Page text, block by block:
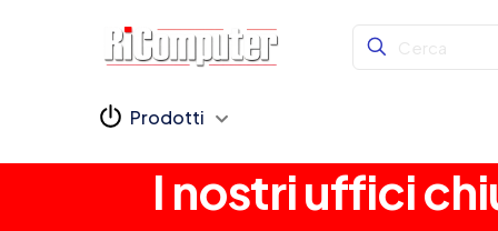
Prodotti
I nostri uffici